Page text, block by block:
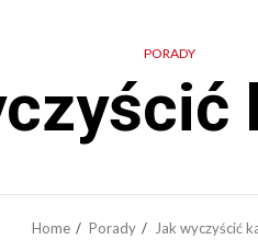
PORADY
Home Porady Jak wyczyścić